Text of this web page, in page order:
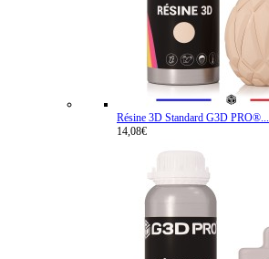
Résine 3D Standard G3D PRO®...
14,08€